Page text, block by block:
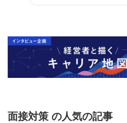
面接対策 の人気の記事